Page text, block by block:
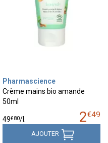
Pharmascience
Crème mains bio amande
50ml
2€49
49€80/
AJOUTER